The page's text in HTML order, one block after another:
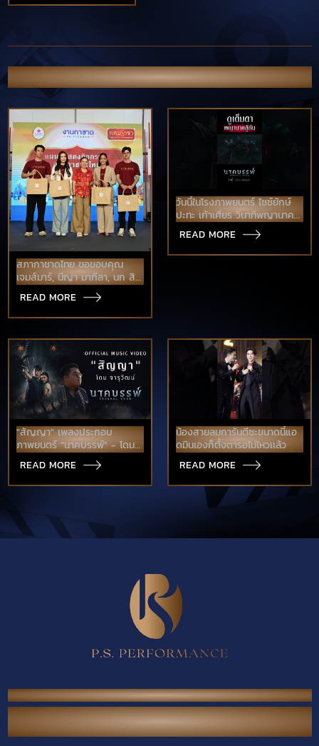
OTHER NEWS & PORTFOLIO
สภากาชาดไทย ขอขอบคุณ
เจมส์มาร์, นีญ่า มากีลา, นก สิน
และ แดนนี่ ลูเซียโน่ นักแสดง
จากภาพยนตร์ "นาคบรรพ์"
READ MORE
วันนี้ในโรงภาพยนตร์ ไซซ์ยักษ์
ปะทะ เก้าเศียร วินาทีพญานาค
กระชากร่างพญานาค
READ MORE
"สัญญา" เพลงประกอบ
ภาพยนตร์ "นาคบรรพ์" - โดม
จารุวัฒน์"
READ MORE
น้องสายลมการันตีซะขนาดนี้แอ
ดมินเองก็ตั้งตารอไม่ไหวเเล้ว
READ MORE
P.S. Performance Co., Ltd.
38/567 Thai Raman Rd., Sam Wa Tawan Tok,
Khlong Sam Wa, Bangkok 10510 Thailand.